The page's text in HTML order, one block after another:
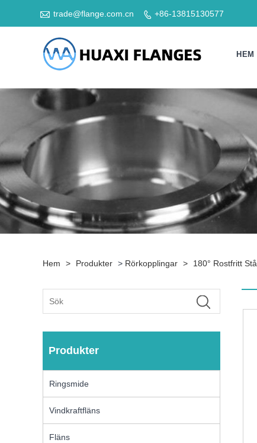
 trade@flange.com.cn  +86-13815130577
HEM
Hem > Produkter > Rörkopplingar > 180° Rostfritt
Produkter
Ringsmide
Vindkraftfläns
Fläns